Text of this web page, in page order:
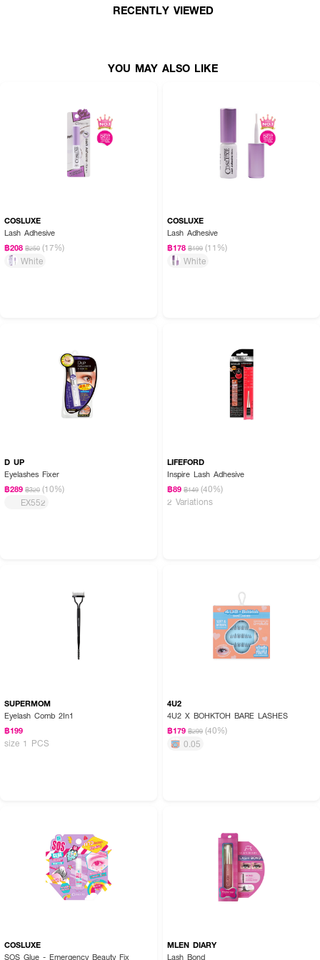
RECENTLY VIEWED
YOU MAY ALSO LIKE
COSLUXE
Lash Adhesive
฿208 ฿250 (17%)
White
COSLUXE
Lash Adhesive
฿178 ฿199 (11%)
White
D UP
Eyelashes Fixer
฿289 ฿320 (10%)
EX552
LIFEFORD
Inspire Lash Adhesive
฿89 ฿149 (40%)
2 Variations
SUPERMOM
Eyelash Comb 2In1
฿199
size 1 PCS
4U2
4U2 X BOHKTOH BARE LASHES
฿179 ฿299 (40%)
0.05
COSLUXE
SOS Glue - Emergency Beauty Fix
MLEN DIARY
Lash Bond